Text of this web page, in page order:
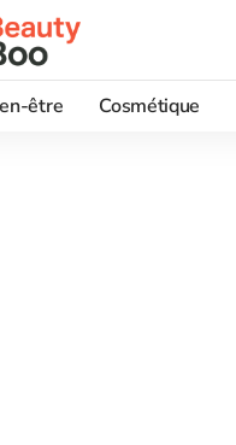
être Cosmétique